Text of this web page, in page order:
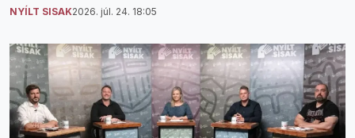
NYÍLT SISAK2026. júl. 24. 18:05